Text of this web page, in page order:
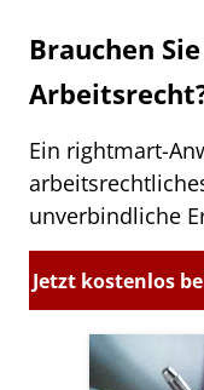
Brauchen
Ein rightmart-
unverbindliche
Jetzt kostenlos